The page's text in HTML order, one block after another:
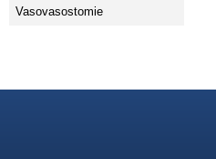
Vasovasostomie